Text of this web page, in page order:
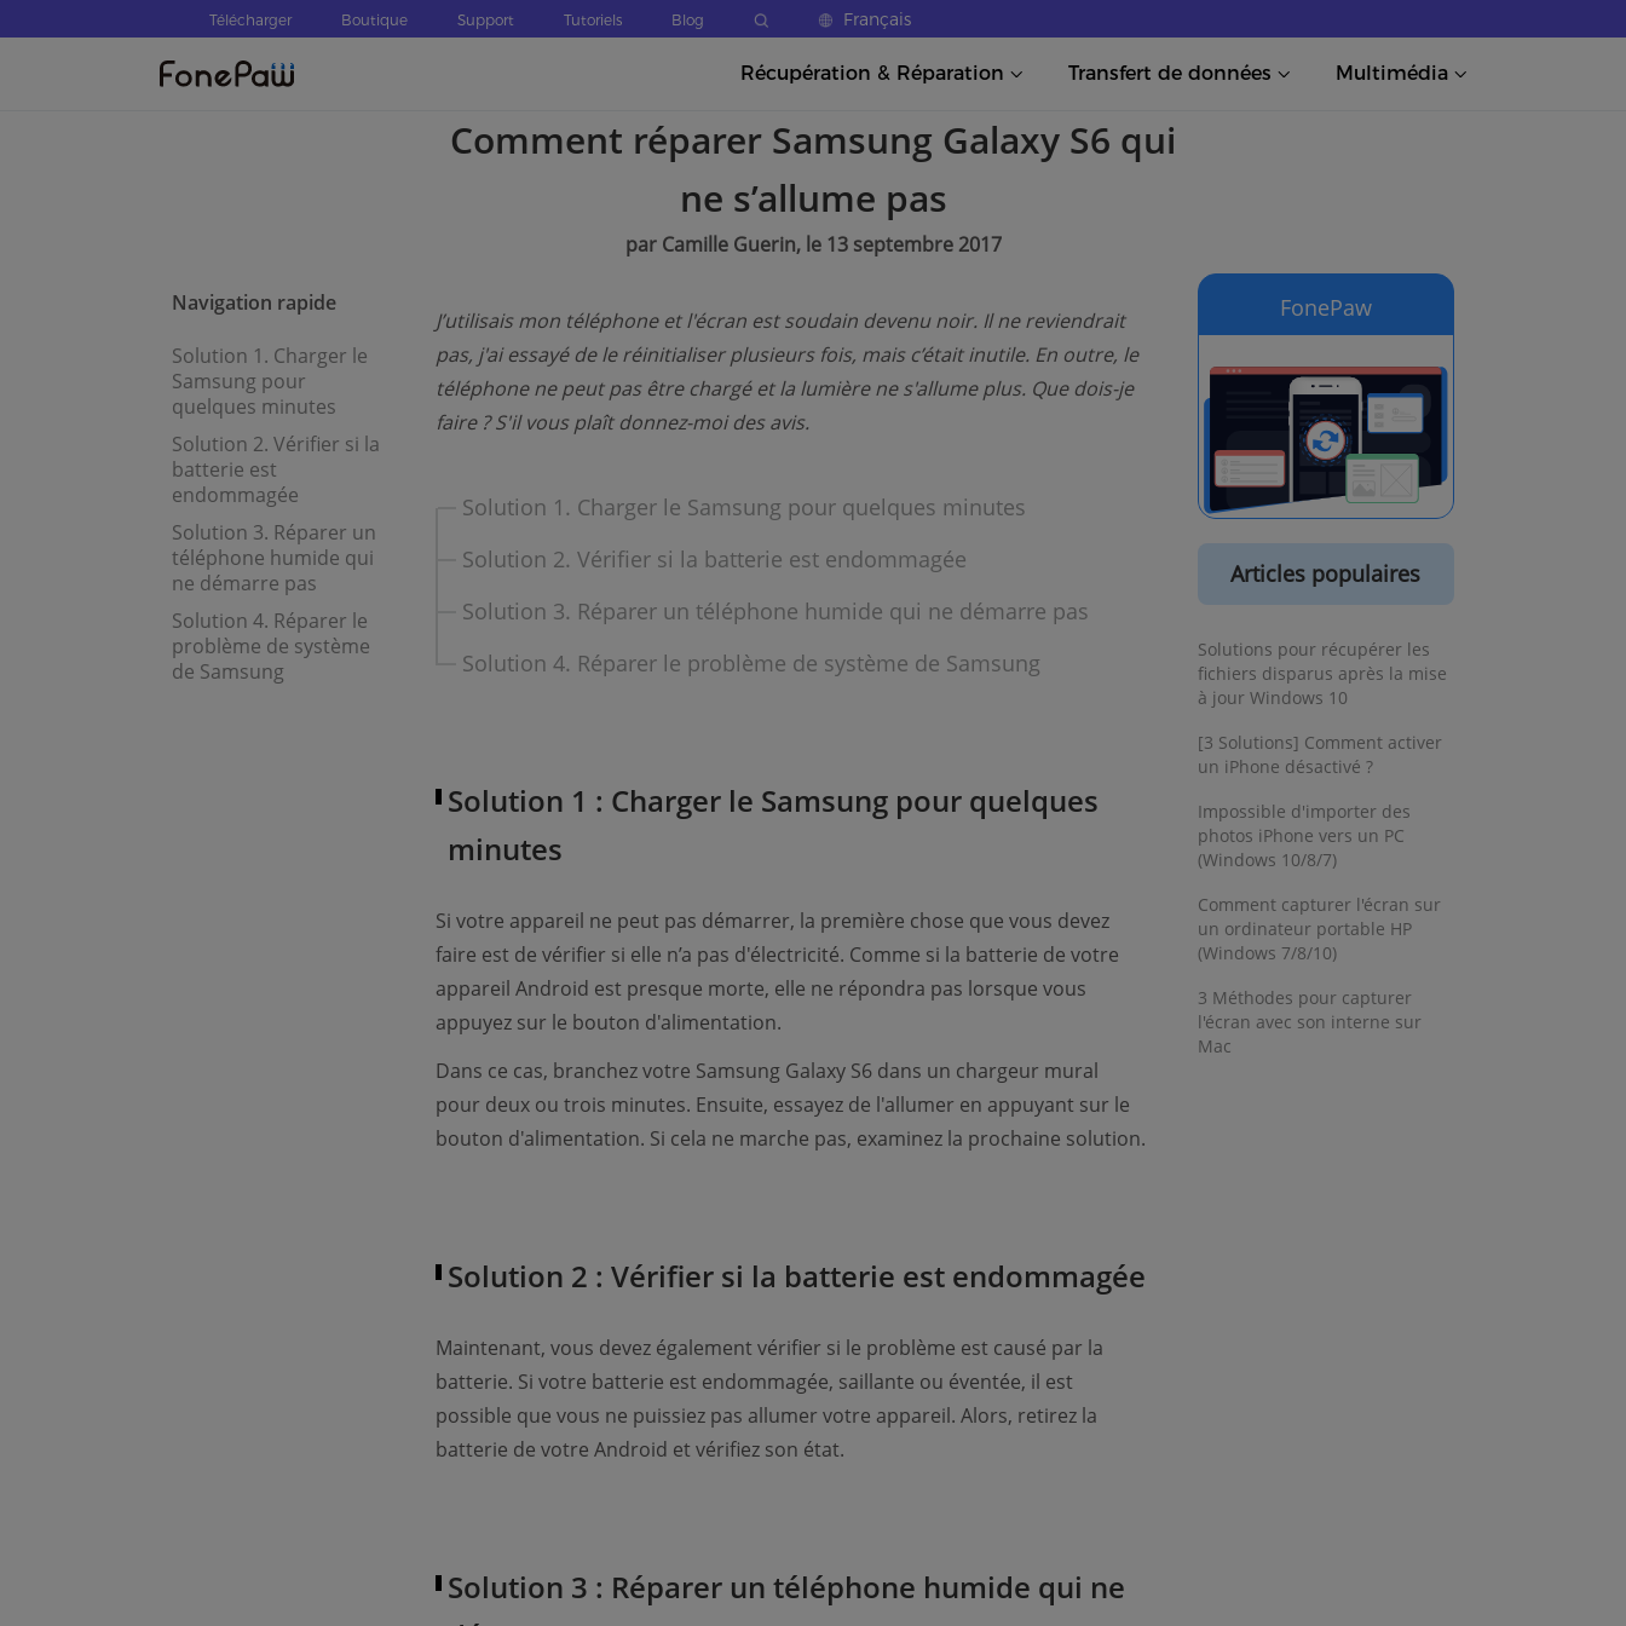
Télécharger Boutique Support Tutoriels Blog Français
Récupération & Réparation Transfert de données Multimédia
Comment réparer Samsung Galaxy S6 qui
ne s’allume pas
par Camille Guerin, le 13 septembre 2017
Navigation rapide
Solution 1. Charger le
Samsung pour
quelques minutes
Solution 2. Vérifier si la
batterie est
endommagée
Solution 3. Réparer un
téléphone humide qui
ne démarre pas
Solution 4. Réparer le
problème de système
de Samsung
J’utilisais mon téléphone et l'écran est soudain devenu noir. Il ne reviendrait
pas, j'ai essayé de le réinitialiser plusieurs fois, mais c’était inutile. En outre, le
téléphone ne peut pas être chargé et la lumière ne s'allume plus. Que dois-je
faire ? S'il vous plaît donnez-moi des avis.
Solution 1. Charger le Samsung pour quelques minutes
Solution 2. Vérifier si la batterie est endommagée
Solution 3. Réparer un téléphone humide qui ne démarre pas
Solution 4. Réparer le problème de système de Samsung
Solution 1 : Charger le Samsung pour quelques
minutes
Si votre appareil ne peut pas démarrer, la première chose que vous devez
faire est de vérifier si elle n’a pas d'électricité. Comme si la batterie de votre
appareil Android est presque morte, elle ne répondra pas lorsque vous
appuyez sur le bouton d'alimentation.
Dans ce cas, branchez votre Samsung Galaxy S6 dans un chargeur mural
pour deux ou trois minutes. Ensuite, essayez de l'allumer en appuyant sur le
bouton d'alimentation. Si cela ne marche pas, examinez la prochaine solution.
Solution 2 : Vérifier si la batterie est endommagée
Maintenant, vous devez également vérifier si le problème est causé par la
batterie. Si votre batterie est endommagée, saillante ou éventée, il est
possible que vous ne puissiez pas allumer votre appareil. Alors, retirez la
batterie de votre Android et vérifiez son état.
Solution 3 : Réparer un téléphone humide qui ne
FonePaw
Articles populaires
Solutions pour récupérer les
fichiers disparus après la mise
à jour Windows 10
[3 Solutions] Comment activer
un iPhone désactivé ?
Impossible d'importer des
photos iPhone vers un PC
(Windows 10/8/7)
Comment capturer l'écran sur
un ordinateur portable HP
(Windows 7/8/10)
3 Méthodes pour capturer
l'écran avec son interne sur
Mac